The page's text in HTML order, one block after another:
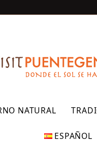
NATURAL
ESPAÑOL